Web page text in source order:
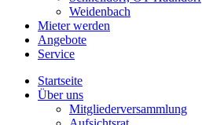
Weidenbach
Mieter werden
Angebote
Service
Startseite
Über uns
Mitgliederversammlung